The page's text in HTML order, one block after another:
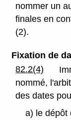
nommer un
finales en
(2).
Fixation de
82.2(4)
nommé,
des dates
a) le dépôt